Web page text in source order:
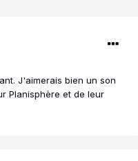
J'aimerais bien un son
Planisphère et de leur